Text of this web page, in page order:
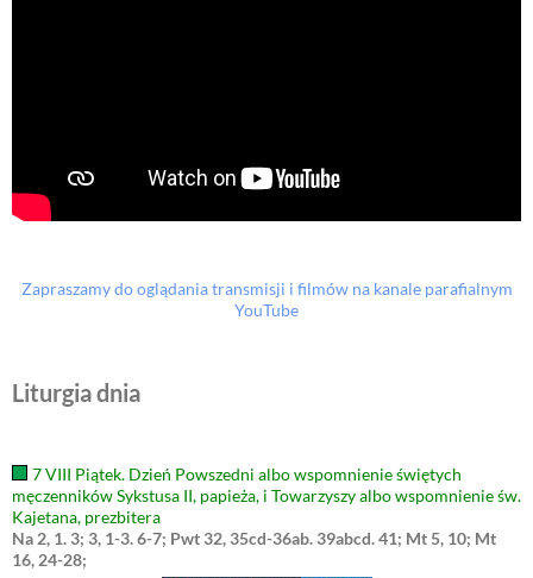
Zapraszamy do oglądania transmisji i filmów na kanale parafialnym
YouTube
Liturgia dnia
7 VIII Piątek. Dzień Powszedni albo wspomnienie świętych
męczenników Sykstusa II, papieża, i Towarzyszy albo wspomnienie św.
Kajetana, prezbitera
Na 2, 1. 3; 3, 1-3. 6-7; Pwt 32, 35cd-36ab. 39abcd. 41; Mt 5, 10; Mt
16, 24-28;